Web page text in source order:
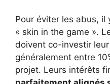
Pour éviter les abus, il
« skin in the game ».
doivent co-investir
généralement entre
projet. Leurs intérêts